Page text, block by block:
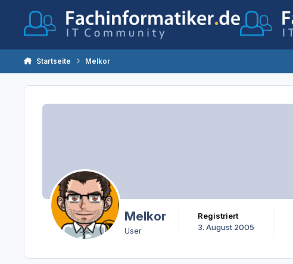
Startseite Melkor
Melkor
User
Registriert
3. August 2005